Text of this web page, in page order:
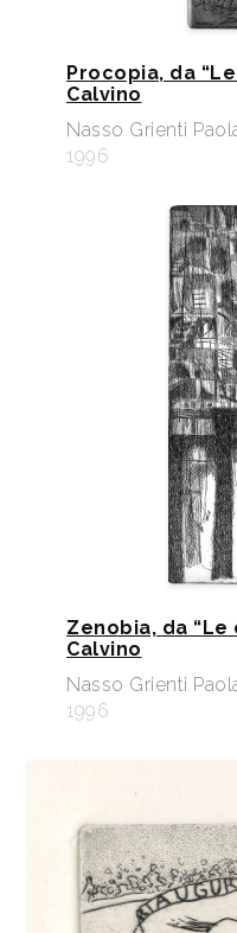
Procopia, da
Calvino
Nasso Grienti
1996
Zenobia, da
Calvino
Nasso Grienti
1996